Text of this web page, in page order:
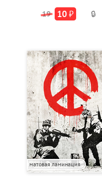
19 10₽ 🔒
матовая ламинация